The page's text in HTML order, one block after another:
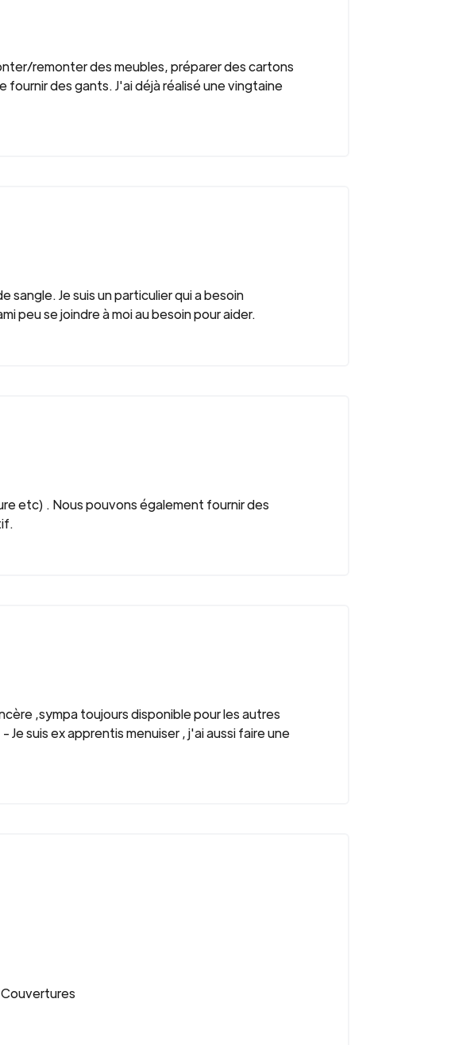
remonter des meubles, préparer des cartons
des gants. J'ai déjà réalisé une vingtaine
Je suis un particulier qui a besoin
peu se joindre à moi au besoin pour aider.
etc) . Nous pouvons également fournir des
,sympa toujours disponible pour les autres
suis ex apprentis menuiser , j'ai aussi faire une